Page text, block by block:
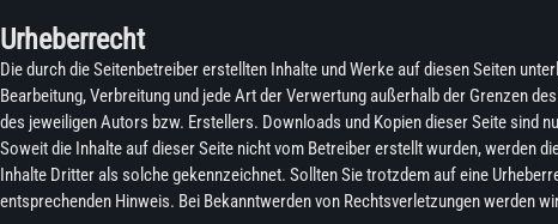
Urheberrecht
Die durch die Seitenbetreiber erstellten Inhalte und Werke auf diesen Seiten
Bearbeitung, Verbreitung und jede Art der Verwertung außerhalb der Grenzen
des jeweiligen Autors bzw. Erstellers. Downloads und Kopien dieser Seite sind
Soweit die Inhalte auf dieser Seite nicht vom Betreiber erstellt wurden, werden
Inhalte Dritter als solche gekennzeichnet. Sollten Sie trotzdem auf eine
entsprechenden Hinweis. Bei Bekanntwerden von Rechtsverletzungen werden